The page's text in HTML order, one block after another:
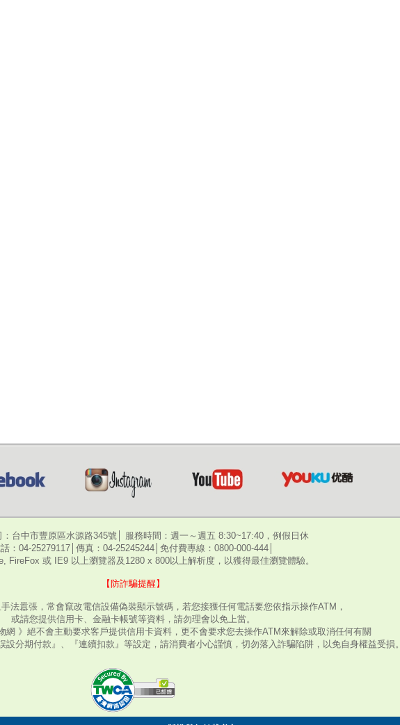
：台中市豐原區水源路345號│ 服務時間：週一～週五 8:30~17:40，例假日休
：04-25279117│傳真：04-25245244│免付費專線：0800-000-444│
FireFox 或 IE9 以上瀏覽器及1280 x 800以上解析度，以獲得最佳瀏覽體驗。
【防詐騙提醒】
法囂張，常會竄改電信設備偽裝顯示號碼，若您接獲任何電話要您依指示操作ATM，
或請您提供信用卡、金融卡帳號等資料，請勿理會以免上當。
網 》絕不會主動要求客戶提供信用卡資料，更不會要求您去操作ATM來解除或取消任何有關
設分期付款』、『連續扣款』等設定，請消費者小心謹慎，切勿落入詐騙陷阱，以免自身權益受損。